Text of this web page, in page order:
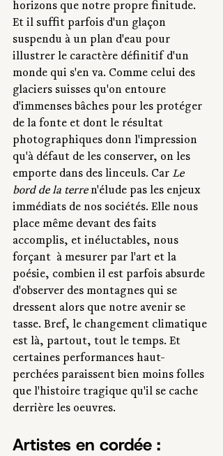
horizons que notre propre finitude.
Et il suffit parfois d'un glaçon
suspendu à un plan d'eau pour
illustrer le caractère définitif d'un
monde qui s'en va. Comme celui des
glaciers suisses qu'on entoure
d'immenses bâches pour les protéger
de la fonte et dont le résultat
photographiques donn l'impression
qu'à défaut de les conserver, on les
emporte dans des linceuls. Car Le
bord de la terre n'élude pas les enjeux
immédiats de nos sociétés. Elle nous
place même devant des faits
accomplis, et inéluctables, nous
forçant  à mesurer par l'art et la
poésie, combien il est parfois absurde
d'observer des montagnes qui se
dressent alors que notre avenir se
tasse. Bref, le changement climatique
est là, partout, tout le temps. Et
certaines performances haut-
perchées paraissent bien moins folles
que l'histoire tragique qu'il se cache
derrière les oeuvres.
Artistes en cordée :